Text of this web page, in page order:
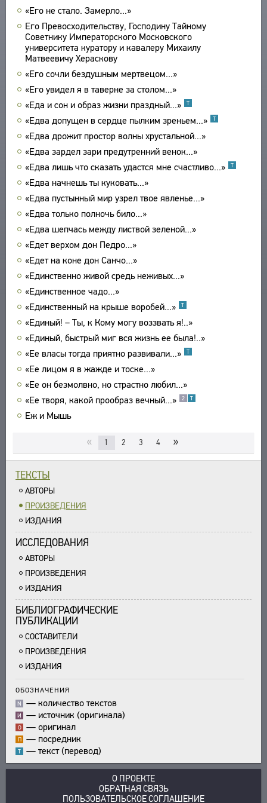
«Его не стало. Замерло...»
Его Превосходительству, Господину Тайному
Советнику Императорского Московского
университета куратору и кавалеру Михаилу
Матвеевичу Хераскову
«Его сочли бездушным мертвецом...»
«Его увидел я в таверне за столом...»
«Еда и сон и образ жизни праздный...»
Т
«Едва допущен в сердце пылким зреньем...» Т
«Едва дрожит простор волны хрустальной...»
«Едва зардел зари предутренний венок...»
«Едва лишь что сказать удастся мне счастливо...»
Т
«Едва начнешь ты куковать...»
«Едва пустынный мир узрел твое явленье...»
«Едва только полночь било...»
«Едва шепчась между листвой зеленой...»
«Едет верхом дон Педро...»
«Едет на коне дон Санчо...»
«Единственно живой средь неживых...»
«Единственное чадо...»
«Единственный на крыше воробей...»
Т
«Единый! – Ты, к Кому могу воззвать я!..»
«Единый, быстрый миг вся жизнь ее была!..»
«Ее власы тогда приятно развивали...»
Т
«Ее лицом я в жажде и тоске...»
«Ее он безмолвно, но страстно любил...»
«Ее творя, какой прообраз вечный...»
2 Т
Еж и Мышь
« 1 2 3 4 »
ТЕКСТЫ
АВТОРЫ
ПРОИЗВЕДЕНИЯ
ИЗДАНИЯ
ИССЛЕДОВАНИЯ
АВТОРЫ
ПРОИЗВЕДЕНИЯ
ИЗДАНИЯ
БИБЛИОГРАФИЧЕСКИЕ
ПУБЛИКАЦИИ
СОСТАВИТЕЛИ
ПРОИЗВЕДЕНИЯ
ИЗДАНИЯ
ОБОЗНАЧЕНИЯ
N — количество текстов
И — источник (оригинала)
О — оригинал
П — посредник
Т — текст (перевод)
О ПРОЕКТЕ
ОБРАТНАЯ СВЯЗЬ
ПОЛЬЗОВАТЕЛЬСКОЕ СОГЛАШЕНИЕ
ПРОИЗВЕДЕНИЯ
ИЗДАНИЯ
ЭНЦИКЛОПЕДИЯ
СЛОВНИК
ВСЕ БИОСПРАВКИ
ПОЭТЫ
ПЕРЕВОДЧИКИ
ИССЛЕДОВАТЕЛИ
СТРУКТУРА
УКАЗАТЕЛЬ ТЕРМИНОВ
ПОИСК
О ПРОЕКТЕ
КРАТКО О ПРОЕКТЕ
ЦЕЛИ ПРОЕКТА
ПОДСИСТЕМЫ
КОРПУС
БИБЛИОТЕКА
ЭНЦИКЛОПЕДИЯ
ТЕЗАУРУС
ФУНКЦИОНАЛЬНОСТЬ
УКАЗАТЕЛИ
ПОИСК
СВЯЗИ
СОЗДАТЕЛИ ПРОЕКТА
ОБРАТНАЯ СВЯЗЬ
ПОЛЬЗОВАТЕЛЬСКОЕ СОГЛАШЕНИЕ
ЗАКЛАДКИ